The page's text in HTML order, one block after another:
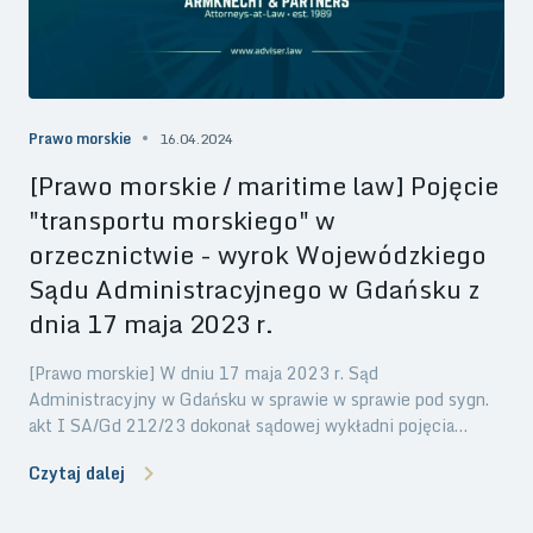
Prawo morskie 16.04.2024
[Prawo morskie / maritime law] Pojęcie
"transportu morskiego" w
orzecznictwie - wyrok Wojewódzkiego
Sądu Administracyjnego w Gdańsku z
dnia 17 maja 2023 r.
[Prawo morskie] W dniu 17 maja 2023 r. Sąd
Administracyjny w Gdańsku w sprawie w sprawie pod sygn.
akt I SA/Gd 212/23 dokonał sądowej wykładni pojęcia
pojęciu statku morskiego zdefiniowanym dla potrzeb prawa
Czytaj dalej